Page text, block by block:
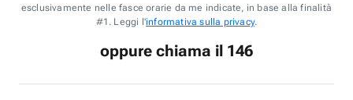
esclusivamente nelle fasce orarie da me indicate, in base alla finalità
#1. Leggi l'informativa sulla privacy.
oppure chiama il 146